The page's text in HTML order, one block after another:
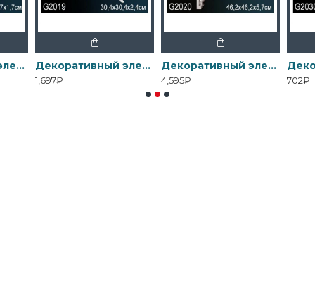
Декоративный элемент G2012 Перфект Декоративный элемент G2019 Перфект
1,697₽
Декоративный элемент G2020 Перфект
4,595₽ 702₽